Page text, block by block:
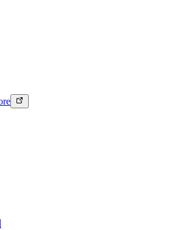
的IAP（应用内购买）
爆款游戏
戏
示